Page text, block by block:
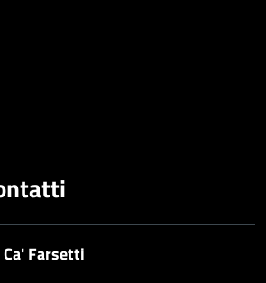
Ca' Farsetti